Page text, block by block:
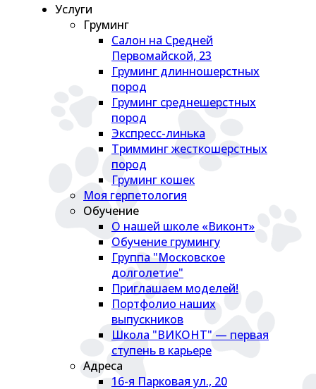
Услуги
Груминг
Салон на Средней
Первомайской, 23
Груминг длинношерстных
пород
Груминг среднешерстных
пород
Экспресс-линька
Тримминг жесткошерстных
пород
Груминг кошек
Моя герпетология
Обучение
О нашей школе «Виконт»
Обучение грумингу
Группа "Московское
долголетие"
Приглашаем моделей!
Портфолио наших
выпускников
Школа "ВИКОНТ" — первая
ступень в карьере
Адреса
16-я Парковая ул., 20